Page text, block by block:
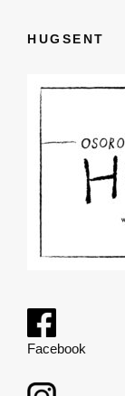
HUGSENT
Facebook